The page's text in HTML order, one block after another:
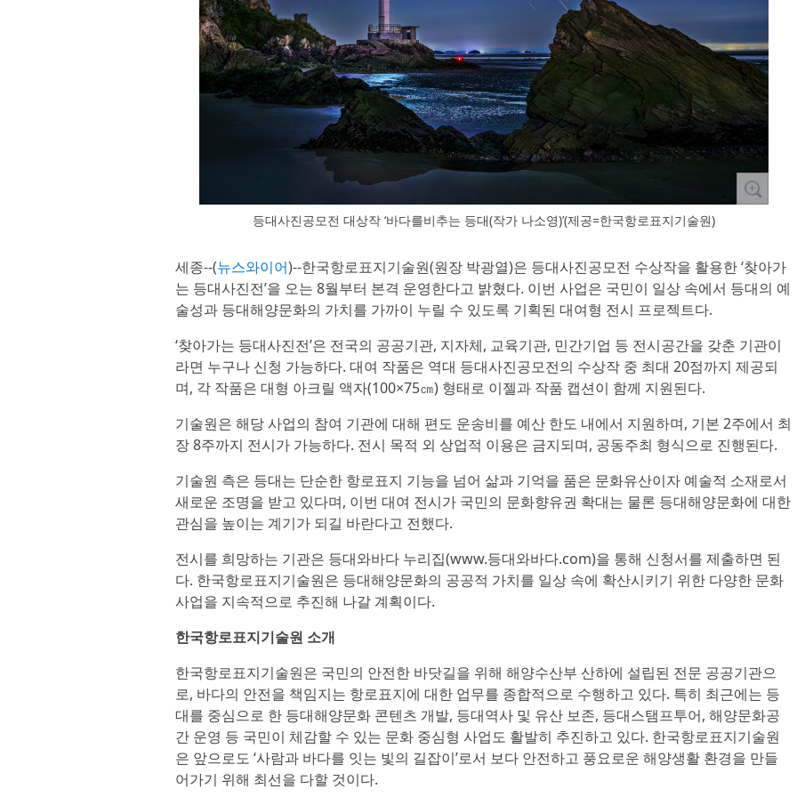
등대사진공모전 대상작 ‘바다를비추는 등대(작가 나소영)’(제공=한국항로표지기술원)
세종--(뉴스와이어)--한국항로표지기술원(원장 박광열)은 등대사진공모전 수상작을 활용한 ‘찾아가
는 등대사진전’을 오는 8월부터 본격 운영한다고 밝혔다. 이번 사업은 국민이 일상 속에서 등대의 예
술성과 등대해양문화의 가치를 가까이 누릴 수 있도록 기획된 대여형 전시 프로젝트다.
‘찾아가는 등대사진전’은 전국의 공공기관, 지자체, 교육기관, 민간기업 등 전시공간을 갖춘 기관이
라면 누구나 신청 가능하다. 대여 작품은 역대 등대사진공모전의 수상작 중 최대 20점까지 제공되
며, 각 작품은 대형 아크릴 액자(100×75㎝) 형태로 이젤과 작품 캡션이 함께 지원된다.
기술원은 해당 사업의 참여 기관에 대해 편도 운송비를 예산 한도 내에서 지원하며, 기본 2주에서 최
장 8주까지 전시가 가능하다. 전시 목적 외 상업적 이용은 금지되며, 공동주최 형식으로 진행된다.
기술원 측은 등대는 단순한 항로표지 기능을 넘어 삶과 기억을 품은 문화유산이자 예술적 소재로서
새로운 조명을 받고 있다며, 이번 대여 전시가 국민의 문화향유권 확대는 물론 등대해양문화에 대한
관심을 높이는 계기가 되길 바란다고 전했다.
전시를 희망하는 기관은 등대와바다 누리집(www.등대와바다.com)을 통해 신청서를 제출하면 된
다. 한국항로표지기술원은 등대해양문화의 공공적 가치를 일상 속에 확산시키기 위한 다양한 문화
사업을 지속적으로 추진해 나갈 계획이다.
한국항로표지기술원 소개
한국항로표지기술원은 국민의 안전한 바닷길을 위해 해양수산부 산하에 설립된 전문 공공기관으
로, 바다의 안전을 책임지는 항로표지에 대한 업무를 종합적으로 수행하고 있다. 특히 최근에는 등
대를 중심으로 한 등대해양문화 콘텐츠 개발, 등대역사 및 유산 보존, 등대스탬프투어, 해양문화공
간 운영 등 국민이 체감할 수 있는 문화 중심형 사업도 활발히 추진하고 있다. 한국항로표지기술원
은 앞으로도 ‘사람과 바다를 잇는 빛의 길잡이’로서 보다 안전하고 풍요로운 해양생활 환경을 만들
어가기 위해 최선을 다할 것이다.